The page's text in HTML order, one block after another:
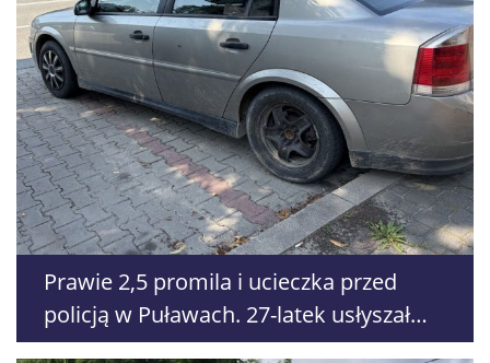
Prawie 2,5 promila i ucieczka przed
policją w Puławach. 27-latek usłyszał
zarzuty